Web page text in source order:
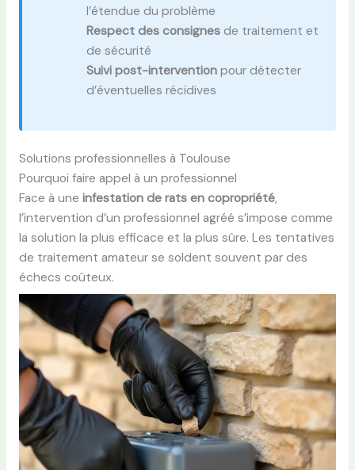
l’étendue du problème
Respect des consignes de traitement et
de sécurité
Suivi post-intervention pour détecter
d’éventuelles récidives
Solutions professionnelles à Toulouse
Pourquoi faire appel à un professionnel
Face à une infestation de rats en copropriété,
l’intervention d’un professionnel agréé s’impose comme
la solution la plus efficace et la plus sûre. Les tentatives
de traitement amateur se soldent souvent par des
échecs coûteux.